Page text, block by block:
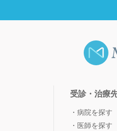
受診・治療
病院を探す
医師を探す